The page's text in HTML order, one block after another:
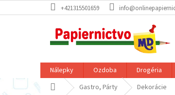
na
+421315501659
Nálepky Ozdoba Drogéria
Domov Gastro, Párty Dekorácie